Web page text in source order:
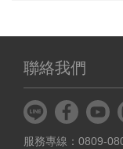
聯絡我們
服務專線：0809-